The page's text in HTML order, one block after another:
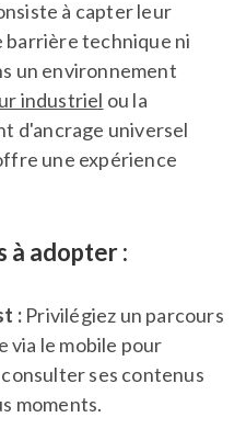
à capter leur
barrière technique ni
un environnement
industriel ou la
d'ancrage universel
une expérience
à adopter :
: Privilégiez un parcours
via le mobile pour
ses contenus
moments.